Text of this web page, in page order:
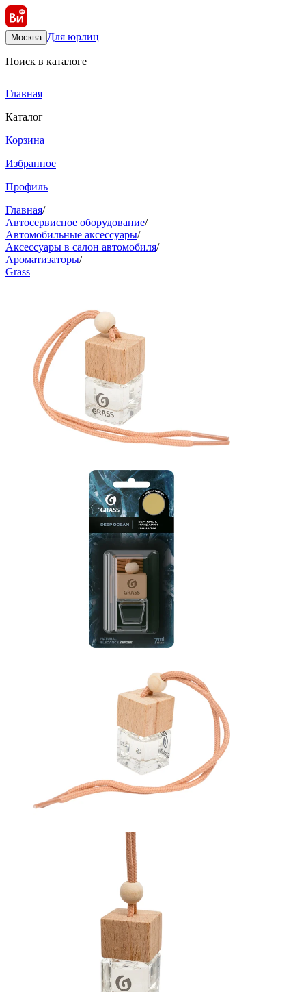
Москва Для юрлиц
Поиск в каталоге
Главная
Каталог
Корзина
Избранное
Профиль
Главная/
Автосервисное оборудование/
Автомобильные аксессуары/
Аксессуары в салон автомобиля/
Ароматизаторы/
Grass